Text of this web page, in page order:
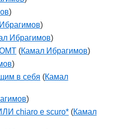
)
)
Ибрагимов)
(Камал Ибрагимов)
)
в себя (Камал
)
chiaro e scuro* (Камал